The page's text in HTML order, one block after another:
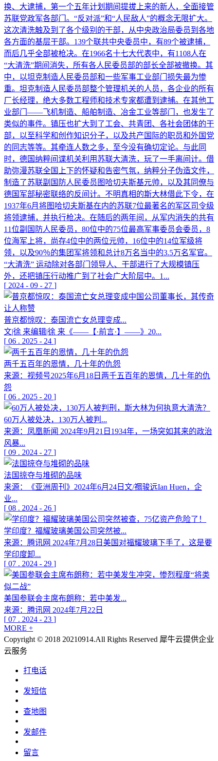
换、大逮捕，第一个五年计划期间提拔上来的新人，全面接管
苏联党政军各部门。“反对派”和“人民敌人”的概念无限扩大。
这次清洗触及到了各个级别的干部，从中央政治局委员到各地
各方面的基层干部。139个联共中央委员中，有89个被逮捕，
而后几乎全部被枪决。在1966名十七大代表中，有1108人在
“大清洗”期间消失，所有各人民委员部的部长全部被撤换。其
中，以坦克制造人民委员部和一些军事工业部门损失最为惨
重。坦克制造人民委员部整个管理机关的人员，各企业的所有
厂长经理，绝大多数工程师和技术专家都遭到逮捕。在其他工
业部门——飞机制造、船舶制造、冶金工业等部门，也发生了
类似的事件。镇压也扩大到了工会、共青团、各社会团体的干
部，以至科学和创作知识分子，以及共产国际的职员和外国党
的同志等等。其牵连人数之多，至今没有确切定论。与此同
时，德国纳粹间谍机关利用苏联大清洗，玩了一手离间计。借
助弥漫苏联全国上下的怀疑和告密气氛，纳粹分子伪造文件，
制造了苏联副国防人民委员图哈切夫斯基元帅，以及其同僚与
德国军部秘密联络的反间计。不明真相的斯大林借此下令，在
1937年6月将图哈切夫斯基在内的苏联7位最著名的军区司令级
将领逮捕，并执行枪决。在随后的两年间，从军内消失的共有
11位副国防人民委员，80位中的75位最高军事委员会委员，8
位海军上将，尚存4位中的两位元帅，16位中的14位军级将
领，以及90％的集团军将领和总计8万名当中的3.5万名军官。
“大清洗” 运动除对各部门领导人、干部进行了大规模镇压
外，还把镇压行动推广到了社会广大阶层中。1...
[ 2024 - 09 - 27 ]
普京都惊叹：泰国流亡女总理变成...
文|徐 来编辑|徐 来《——【·前言·】——》20...
[ 06 . 2025 - 24 ]
两千五百年的恩情，几十年的仇怨
来源：视频号2025年6月18日两千五百年的恩情，几十年的仇
怨
[ 06 . 2025 - 20 ]
60万人被处决，130万人被判...
来源：凤凰新闻 2024年9月21日1934年，一场突如其来的政治
风暴...
[ 09 . 2024 - 27 ]
法国掠夺与堆砌的品味
来源：《亚洲周刊》2024年6月24日文/禤骏远Ian Huen，企
业...
[ 08 . 2024 - 26 ]
学印度？福耀玻璃美国公司突然被...
来源：腾讯网 2024年7月28日美国对福耀玻璃下手了，这是要
学印度卸...
[ 07 . 2024 - 29 ]
美国参联会主席布朗称：若中美发...
来源：腾讯网 2024年7月22日
[ 07 . 2024 - 23 ]
MORE +
Copyright © 2018 20210914.All Rights Reserved 犀牛云提供企业
云服务
打电话
发短信
查地图
发邮件
留言